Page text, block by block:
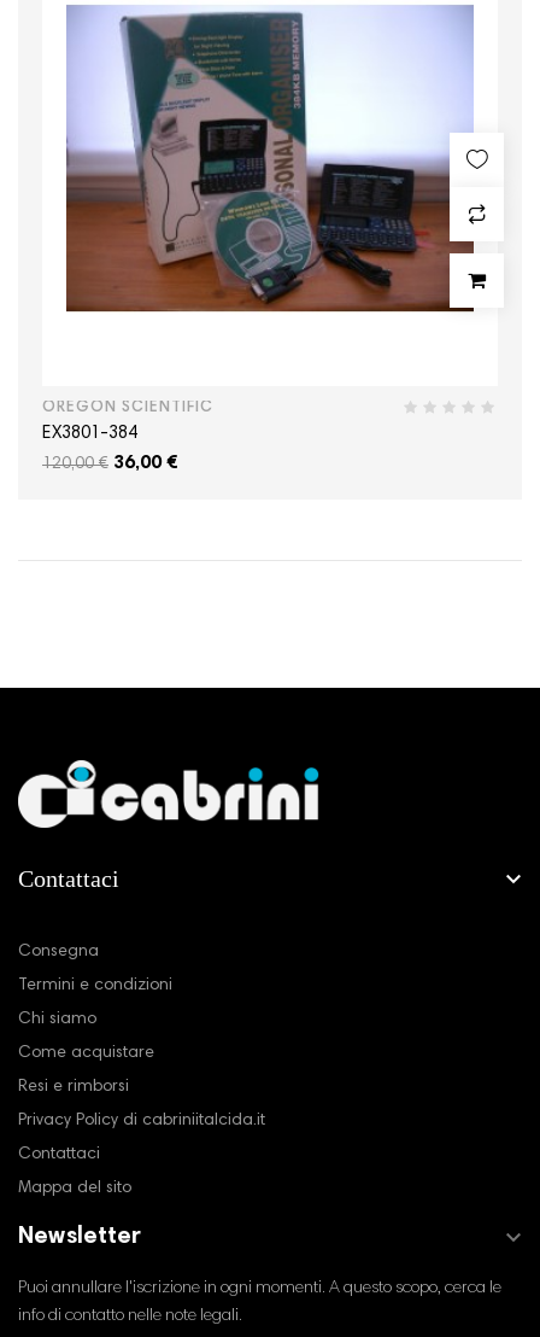
OREGON SCIENTIFIC
EX3801-384
120,00 € 36,00 €
Contattaci 
Consegna
Termini e condizioni
Chi siamo
Come acquistare
Resi e rimborsi
Privacy Policy di cabriniitalcida.it
Contattaci
Mappa del sito
Newsletter 
Puoi annullare l'iscrizione in ogni momenti. A questo scopo, cerca le
info di contatto nelle note legali.